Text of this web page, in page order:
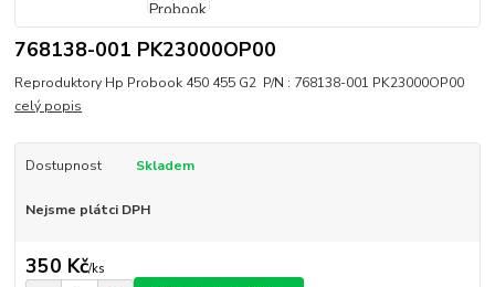
768138-001 PK23000OP00
Reproduktory Hp Probook 450 455 G2 P/N : 768138-001 PK23000OP00
celý popis
Dostupnost Skladem
Nejsme plátci DPH
350 Kč/ks